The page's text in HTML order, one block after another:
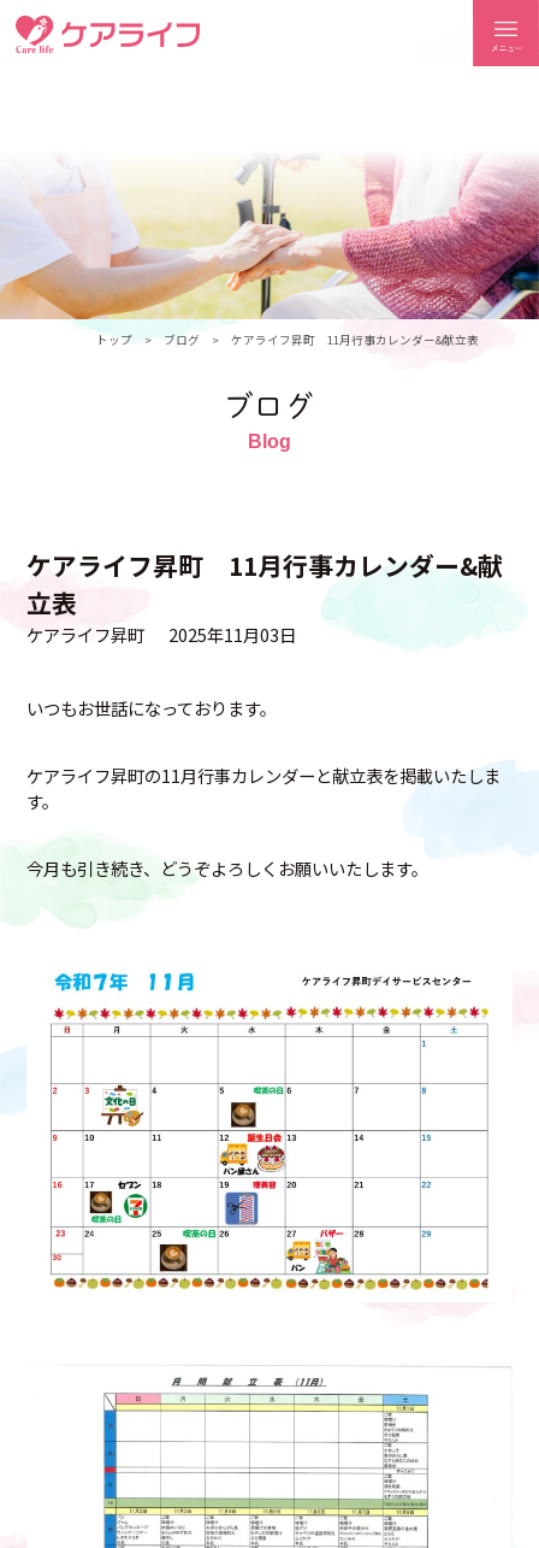
トップ ブログ ケアライフ昇町 11月行事カレンダー&献立表
ブログ
ケアライフ昇町 11月行事カレンダー&献
立表
ケアライフ昇町 2025年11月03日
いつもお世話になっております。
ケアライフ昇町の11月行事カレンダーと献立表を掲載いたしま
す。
今月も引き続き、どうぞよろしくお願いいたします。